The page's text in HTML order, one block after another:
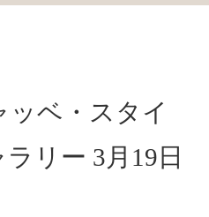
ベ・スタイ
リー 3月19日